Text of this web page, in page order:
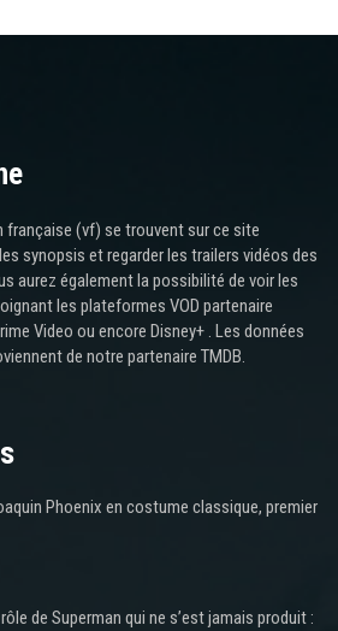
française (vf) se trouvent sur ce site
synopsis et regarder les trailers vidéos des
aurez également la possibilité de voir les
les plateformes VOD partenaire
Video ou encore Disney+ . Les données
de notre partenaire TMDB.
Phoenix en costume classique, premier
de Superman qui ne s’est jamais produit :